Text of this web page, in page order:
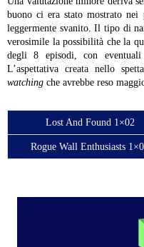
buono ci era stato mostrato nei
leggermente svanito. Il tipo di
verosimile la possibilità che la
degli 8 episodi, con
L’aspettativa creata nello
watching che avrebbe reso
Lost And Found 1×02
Rogue Wall Enthusiasts